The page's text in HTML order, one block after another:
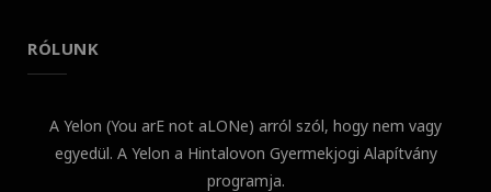
RÓLUNK
A Yelon (You arE not aLONe) arról szól, hogy nem vagy
egyedül. A Yelon a Hintalovon Gyermekjogi Alapítvány
programja.